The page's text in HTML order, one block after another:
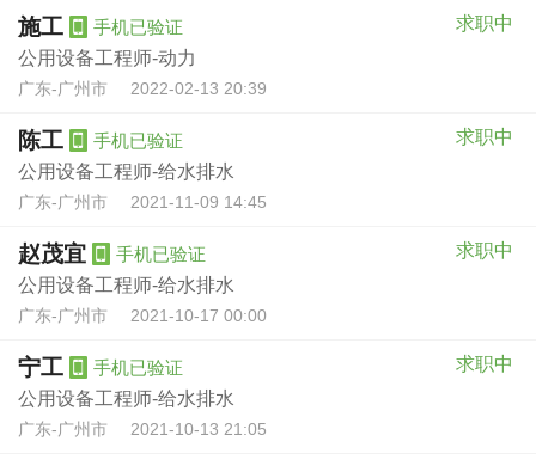
施工 手机已验证
求职中
公用设备工程师-动力
广东-广州市 2022-02-13 20:39
陈工 手机已验证
求职中
公用设备工程师-给水排水
广东-广州市 2021-11-09 14:45
赵茂宜 手机已验证
求职中
公用设备工程师-给水排水
广东-广州市 2021-10-17 00:00
宁工 手机已验证
求职中
公用设备工程师-给水排水
广东-广州市 2021-10-13 21:05